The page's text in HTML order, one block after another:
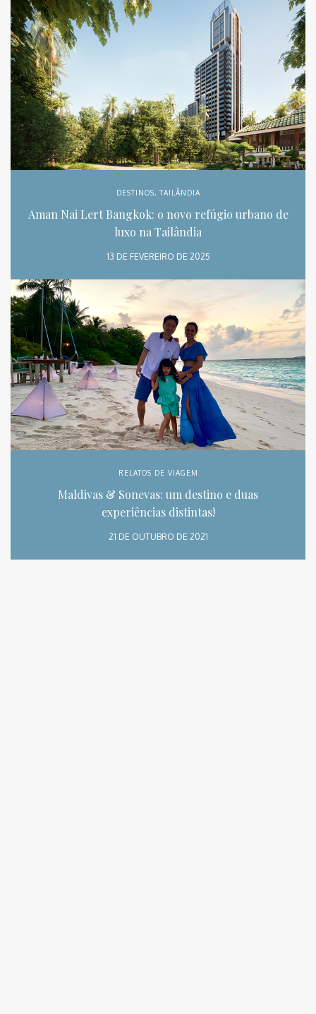
DESTINOS, TAILÂNDIA
Aman Nai Lert Bangkok: o novo refúgio urbano de
luxo na Tailândia
13 DE FEVEREIRO DE 2025
RELATOS DE VIAGEM
Maldivas & Sonevas: um destino e duas
experiências distintas!
21 DE OUTUBRO DE 2021